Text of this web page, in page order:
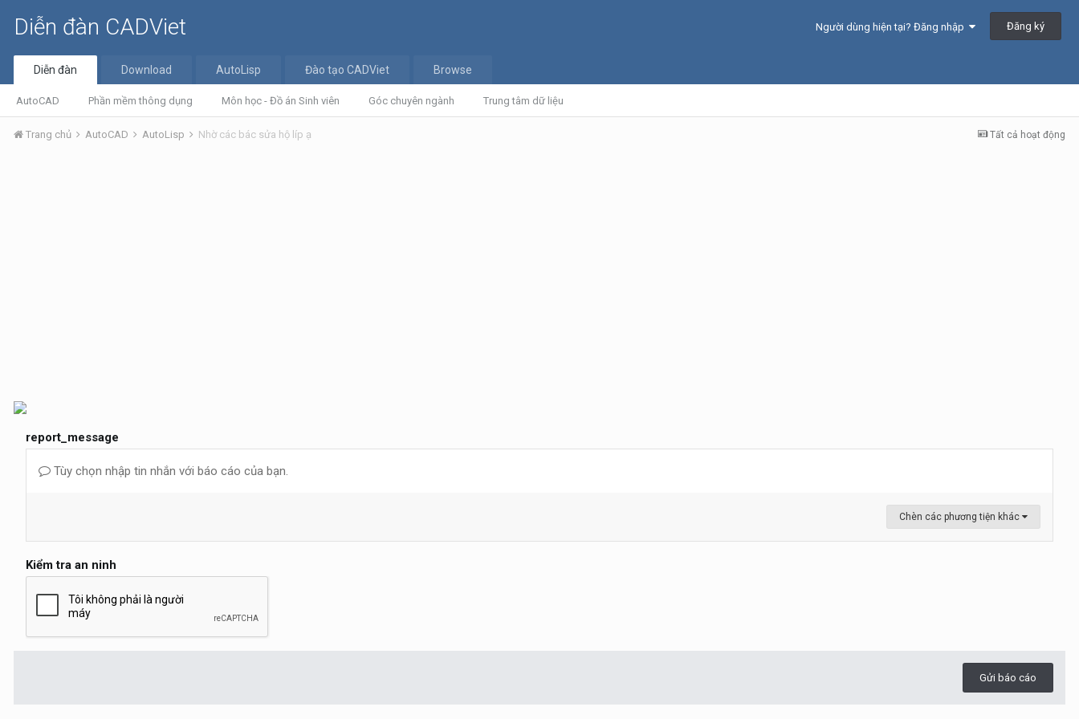
Diễn đàn CADViet Người dùng hiện tại? Đăng nhập Đăng ký
Diễn đàn
AutoCAD Phần mềm thông dụng Môn học - Đồ án Sinh viên Góc chuyên ngành Trung tâm dữ liệu
Download AutoLisp Đào tạo CADViet Browse
Tất cả hoạt động
Trang chủ AutoCAD AutoLisp Nhờ các bác sửa hộ líp ạ
report_message
Tùy chọn nhập tin nhắn với báo cáo của bạn.
Chèn các phương tiện khác
Kiểm tra an ninh
Gửi báo cáo